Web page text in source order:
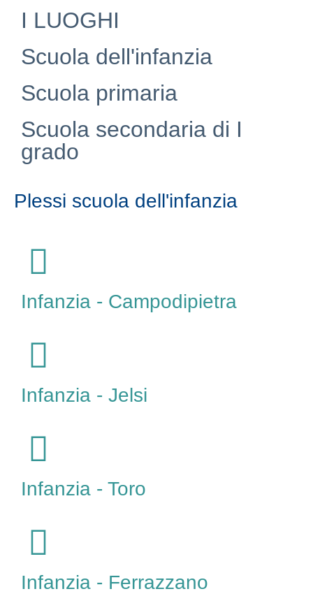
I LUOGHI
Scuola dell'infanzia
Scuola primaria
Scuola secondaria di I
grado
Plessi scuola dell'infanzia
Infanzia - Campodipietra
Infanzia - Jelsi
Infanzia - Toro
Infanzia - Ferrazzano